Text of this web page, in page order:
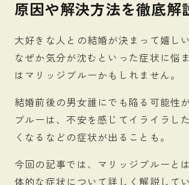
原因や解決方法を徹底解
大好きな人との結婚が決まって嬉し
なぜか気分が沈むといった症状に悩
はマリッジブルーかもしれません。
結婚前後の男女誰にでも陥る可能性
ブルーは、不安を感じてイライラし
くなるなどの症状が出ることも。
今回の記事では、マリッジブルーと
体的な症状について詳しく解説してい